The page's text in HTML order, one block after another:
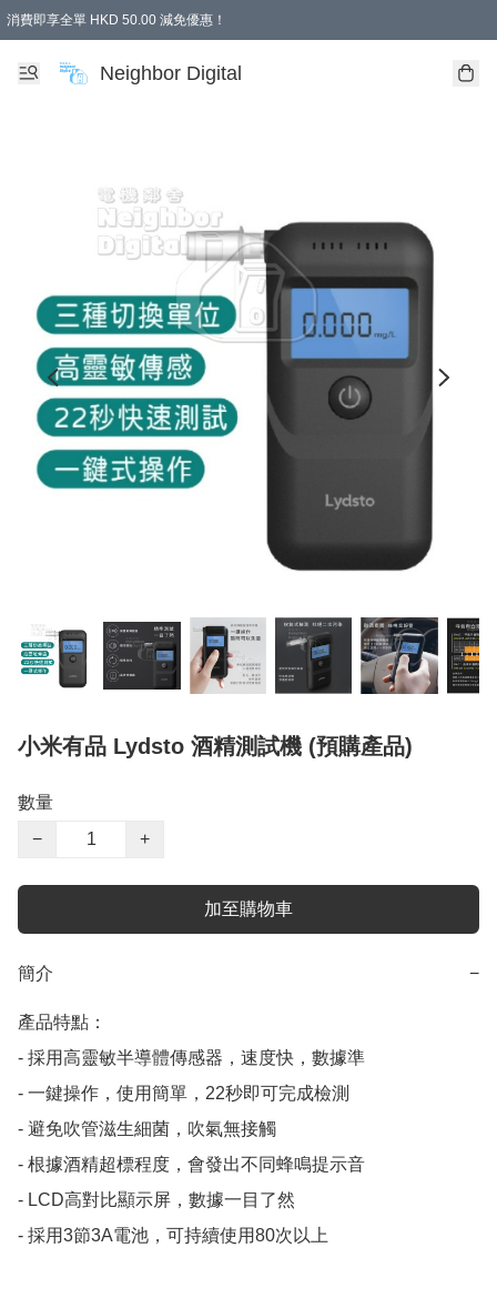
消費即享全單 HKD 50.00 減免優惠！
Neighbor Digital
小米有品 Lydsto 酒精測試機 (預購產品)
數量
−
+
加至購物車
簡介 −
產品特點：
- 採用高靈敏半導體傳感器，速度快，數據準
- 一鍵操作，使用簡單，22秒即可完成檢測
- 避免吹管滋生細菌，吹氣無接觸
- 根據酒精超標程度，會發出不同蜂鳴提示音
- LCD高對比顯示屏，數據一目了然
- 採用3節3A電池，可持續使用80次以上